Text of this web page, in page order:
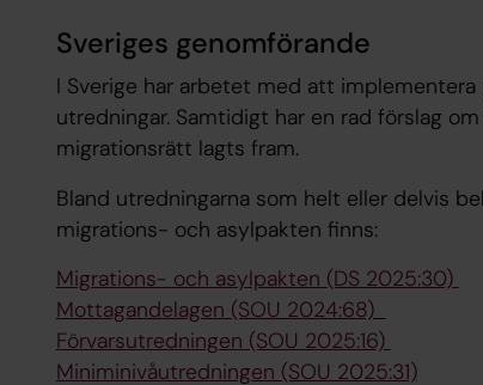
Sveriges genomförande
I Sverige har arbetet med att
utredningar. Samtidigt har en rad förslag
migrationsrätt lagts fram.
Bland utredningarna som helt eller delvis
migrations- och asylpakten finns:
Migrations- och asylpakten (DS 2025:30)
Mottagandelagen (SOU 2024:68)
Förvarsutredningen (SOU 2025:16)
Miniminivåutredningen (SOU 2025:31)